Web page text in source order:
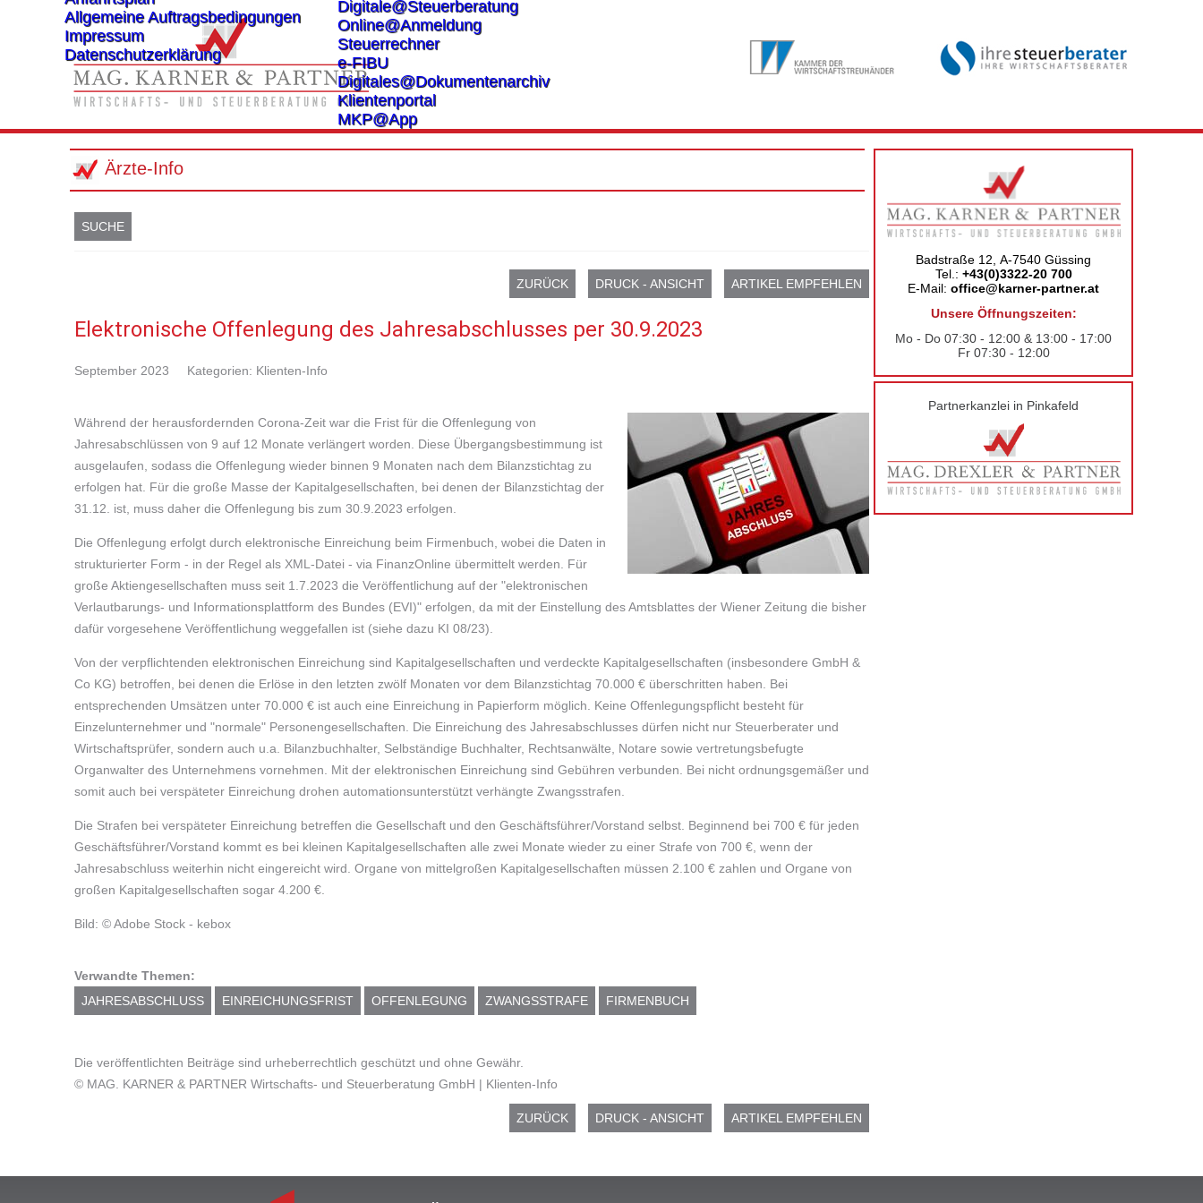
Allgemeine Auftragsbedingungen
Impressum
Datenschutzerklärung
Digitale@Steuerberatung
Online@Anmeldung
Steuerrechner
e-FIBU
Digitales@Dokumentenarchiv
Klientenportal
MKP@App
Ärzte-Info
SUCHE
ZURÜCK DRUCK - ANSICHT ARTIKEL EMPFEHLEN
Elektronische Offenlegung des Jahresabschlusses per 30.9.2023
September 2023 Kategorien: Klienten-Info
Während der herausfordernden Corona-Zeit war die Frist für die Offenlegung von
Jahresabschlüssen von 9 auf 12 Monate verlängert worden. Diese Übergangsbestimmung ist
ausgelaufen, sodass die Offenlegung wieder binnen 9 Monaten nach dem Bilanzstichtag zu
erfolgen hat. Für die große Masse der Kapitalgesellschaften, bei denen der Bilanzstichtag der
31.12. ist, muss daher die Offenlegung bis zum 30.9.2023 erfolgen.
Die Offenlegung erfolgt durch elektronische Einreichung beim Firmenbuch, wobei die Daten in
strukturierter Form - in der Regel als XML-Datei - via FinanzOnline übermittelt werden. Für
große Aktiengesellschaften muss seit 1.7.2023 die Veröffentlichung auf der "elektronischen
Verlautbarungs- und Informationsplattform des Bundes (EVI)" erfolgen, da mit der Einstellung des Amtsblattes der Wiener Zeitung die bisher
dafür vorgesehene Veröffentlichung weggefallen ist (siehe dazu KI 08/23).
Von der verpflichtenden elektronischen Einreichung sind Kapitalgesellschaften und verdeckte Kapitalgesellschaften (insbesondere GmbH &
Co KG) betroffen, bei denen die Erlöse in den letzten zwölf Monaten vor dem Bilanzstichtag 70.000 € überschritten haben. Bei
entsprechenden Umsätzen unter 70.000 € ist auch eine Einreichung in Papierform möglich. Keine Offenlegungspflicht besteht für
Einzelunternehmer und "normale" Personengesellschaften. Die Einreichung des Jahresabschlusses dürfen nicht nur Steuerberater und
Wirtschaftsprüfer, sondern auch u.a. Bilanzbuchhalter, Selbständige Buchhalter, Rechtsanwälte, Notare sowie vertretungsbefugte
Organwalter des Unternehmens vornehmen. Mit der elektronischen Einreichung sind Gebühren verbunden. Bei nicht ordnungsgemäßer und
somit auch bei verspäteter Einreichung drohen automationsunterstützt verhängte Zwangsstrafen.
Die Strafen bei verspäteter Einreichung betreffen die Gesellschaft und den Geschäftsführer/Vorstand selbst. Beginnend bei 700 € für jeden
Geschäftsführer/Vorstand kommt es bei kleinen Kapitalgesellschaften alle zwei Monate wieder zu einer Strafe von 700 €, wenn der
Jahresabschluss weiterhin nicht eingereicht wird. Organe von mittelgroßen Kapitalgesellschaften müssen 2.100 € zahlen und Organe von
großen Kapitalgesellschaften sogar 4.200 €.
Bild: © Adobe Stock - kebox
Verwandte Themen:
JAHRESABSCHLUSS
EINREICHUNGSFRIST OFFENLEGUNG ZWANGSSTRAFE FIRMENBUCH
Die veröffentlichten Beiträge sind urheberrechtlich geschützt und ohne Gewähr.
© MAG. KARNER & PARTNER Wirtschafts- und Steuerberatung GmbH | Klienten-Info
ZURÜCK DRUCK - ANSICHT ARTIKEL EMPFEHLEN
Badstraße 12, A-7540 Güssing
Tel.: +43(0)3322-20 700
E-Mail: office@karner-partner.at
Unsere Öffnungszeiten:
Mo - Do 07:30 - 12:00 & 13:00 - 17:00
Fr 07:30 - 12:00
Partnerkanzlei in Pinkafeld